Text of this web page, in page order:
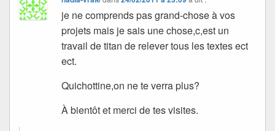
je ne comprends pas grand-chose à vos
projets mais je sais une chose,c,est un
travail de titan de relever tous les textes ect
ect.
Quichottine,on ne te verra plus?
À bientôt et merci de tes visites.